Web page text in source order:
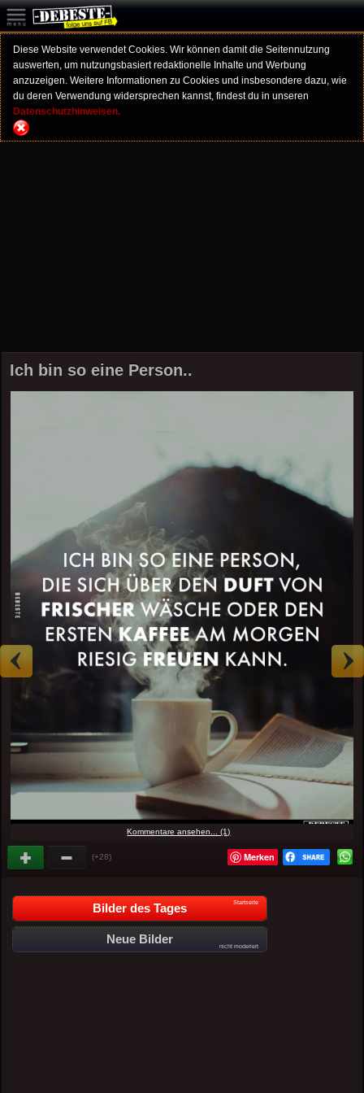
Diese Website verwendet Cookies. Wir können damit die Seitennutzung
auswerten, um nutzungsbasiert redaktionelle Inhalte und Werbung
anzuzeigen. Weitere Informationen zu Cookies und insbesondere dazu, wie
du deren Verwendung widersprechen kannst, findest du in unseren
Datenschutzhinweisen.
Ich bin so eine Person..
Kommentare ansehen... (1)
(+28) Merken
Bilder des Tages Startseite
Neue Bilder
nicht moderiert